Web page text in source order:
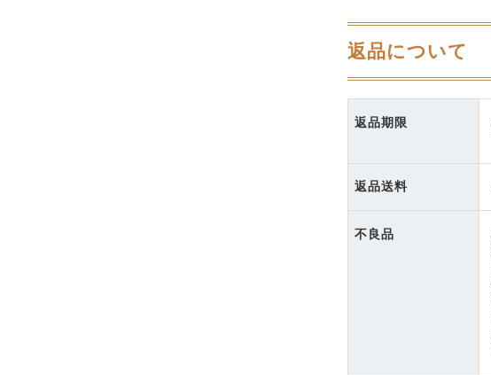
返品について
返品期限
返品送料
不良品